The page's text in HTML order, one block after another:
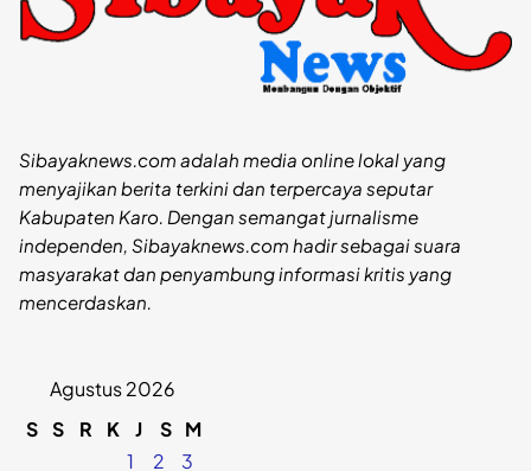
Sibayaknews.com adalah media online lokal yang
menyajikan berita terkini dan terpercaya seputar
Kabupaten Karo. Dengan semangat jurnalisme
independen, Sibayaknews.com hadir sebagai suara
masyarakat dan penyambung informasi kritis yang
mencerdaskan.
Agustus 2026
S S R K J S M
1
2
3